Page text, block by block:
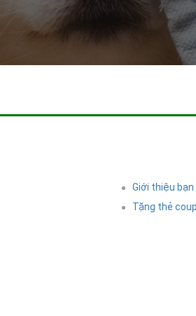
Giới thiệu bạn
Tặng thẻ